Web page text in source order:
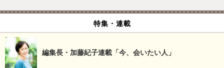
特集・連載
編集長・加藤紀子連載「今、会いたい人」